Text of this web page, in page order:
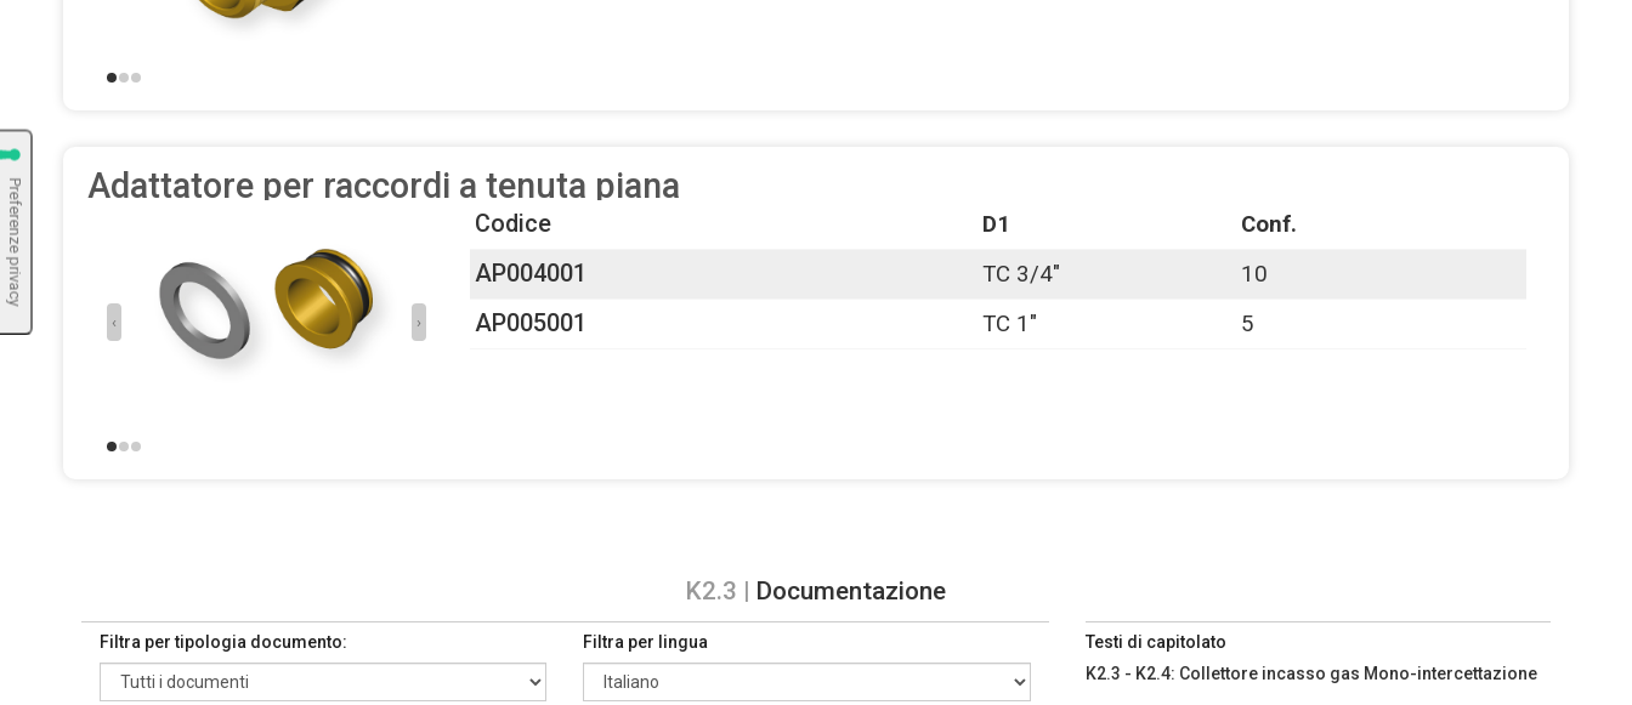
Adattatore per raccordi a tenuta piana
‹ ›
Codice D1 Conf.
AP004001 TC 3/4" 10
AP005001 TC 1" 5
K2.3 | Documentazione
Filtra per tipologia documento: Filtra per lingua
Testi di capitolato
K2.3 - K2.4: Collettore incasso gas Mono-intercettazione